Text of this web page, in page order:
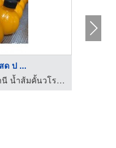
ด ป ...
โรงงานน้ำส้มคั้นสด ปทุมธานี น้ำส้มคั้นวโรรส